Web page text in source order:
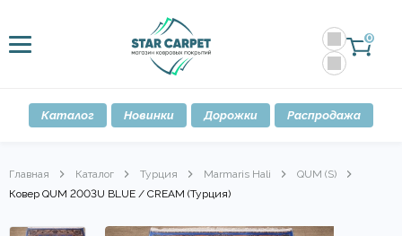
0
Каталог Новинки Дорожки Распродажа
Главная Каталог Турция Marmaris Hali
QUM (S)
Ковер QUM 2003U BLUE / CREAM (Турция)